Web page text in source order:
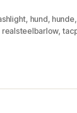
, hund, hunde,
realsteelbarlow,